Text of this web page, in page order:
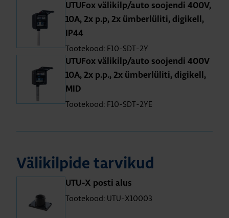
UTU­Fox väli­kilp/auto soo­jendi 400V,
10A, 2x p.p, 2x ümber­lü­liti, digi­kell,
IP44
Tootekood: F10-SDT-2Y
UTU­Fox väli­kilp/auto soo­jendi 400V
10A, 2x p.p., 2x ümber­lü­liti, digi­kell,
MID
Tootekood: F10-SDT-2YE
Väli­kil­pide tar­vi­kud
UTU-X posti alus
Tootekood: UTU-X10003